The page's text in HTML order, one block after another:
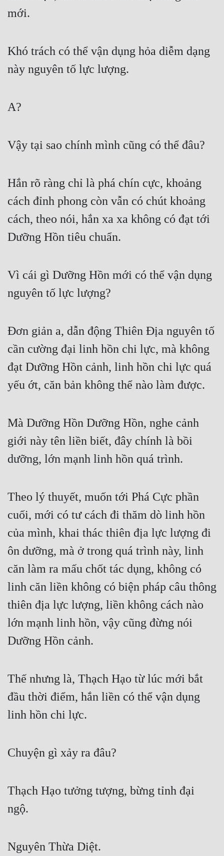
Mỹ Thực
Phương Tây
Quan Trường
Quân Sự
Sảng Văn
Sắc
Thanh Xuân
Tiên Hiệp
Trinh Thám
Trùng Sinh
Tu Chân
Tu Tiên
Tội Phạm
Võ Hiệp
Võng Du
Xuyên Không
Xuyên Thư
Điền Văn
Đô Thị
Đông Phương Huyền Huyễn
Đồng Nhân
Ngự Thú
Truyện Nữ
Vô Địch Lưu
mới.
Khó trách có thể vận dụng hỏa diễm dạng
này nguyên tố lực lượng.
A?
Vậy tại sao chính mình cũng có thể đâu?
Hắn rõ ràng chỉ là phá chín cực, khoảng
cách đỉnh phong còn vẫn có chút khoảng
cách, theo nói, hắn xa xa không có đạt tới
Dưỡng Hồn tiêu chuẩn.
Vì cái gì Dưỡng Hồn mới có thể vận dụng
nguyên tố lực lượng?
Đơn giản a, dẫn động Thiên Địa nguyên tố
cần cường đại linh hồn chi lực, mà không
đạt Dưỡng Hồn cảnh, linh hồn chi lực quá
yếu ớt, căn bản không thể nào làm được.
Mà Dưỡng Hồn Dưỡng Hồn, nghe cảnh
giới này tên liền biết, đây chính là bồi
dưỡng, lớn mạnh linh hồn quá trình.
Theo lý thuyết, muốn tới Phá Cực phần
cuối, mới có tư cách đi thăm dò linh hồn
của mình, khai thác thiên địa lực lượng đi
ôn dưỡng, mà ở trong quá trình này, linh
căn làm ra mấu chốt tác dụng, không có
linh căn liền không có biện pháp câu thông
thiên địa lực lượng, liền không cách nào
lớn mạnh linh hồn, vậy cũng đừng nói
Dưỡng Hồn cảnh.
Thế nhưng là, Thạch Hạo từ lúc mới bắt
đầu thời điểm, hắn liền có thể vận dụng
linh hồn chi lực.
Chuyện gì xảy ra đâu?
Thạch Hạo tưởng tượng, bừng tỉnh đại
ngộ.
Nguyên Thừa Diệt.